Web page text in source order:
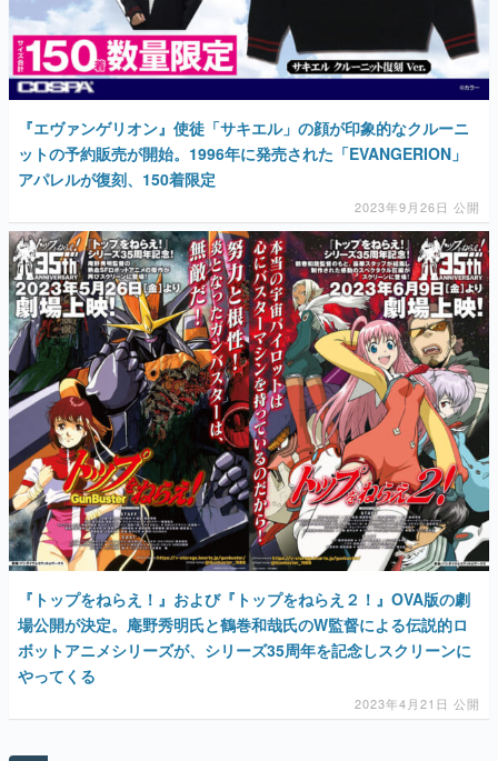
運営：株式会社マレ
『エヴァンゲリオン』使徒「サキエル」の顔が印象的なクルーニ
ットの予約販売が開始。1996年に発売された「EVANGERION」
アパレルが復刻、150着限定
2023年9月26日 公開
『トップをねらえ！』および『トップをねらえ２！』OVA版の劇
場公開が決定。庵野秀明氏と鶴巻和哉氏のW監督による伝説的ロ
ボットアニメシリーズが、シリーズ35周年を記念しスクリーンに
やってくる
2023年4月21日 公開
AD